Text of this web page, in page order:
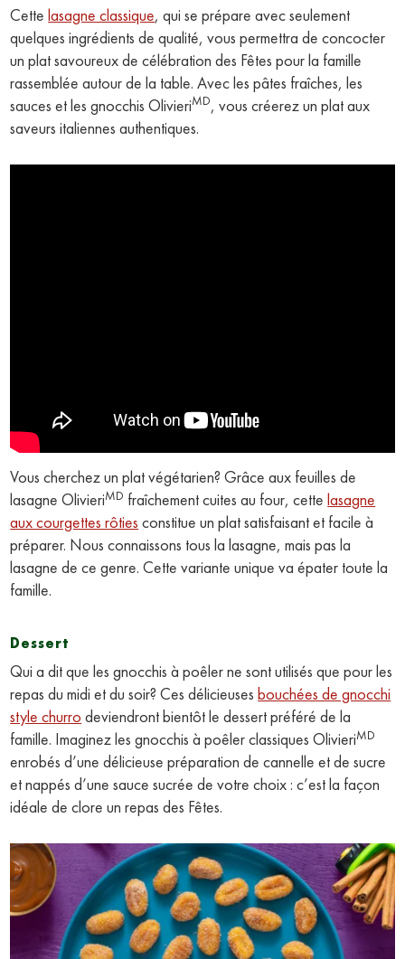
Cettelasagne classique, qui se prépare avec seulement
quelques ingrédients de qualité, vous permettra de concocter
un plat savoureux de célébration des Fêtes pour la famille
rassemblée autour de la table. Avec les pâtes fraîches, les
sauces et les gnocchis OlivieriMD, vous créerez un plat aux
saveurs italiennes authentiques.
Vous cherchez un plat végétarien? Grâce aux feuilles de
lasagne OlivieriMD fraîchement cuites au four, cettelasagne
aux courgettes rôties constitue un plat satisfaisant et facile à
préparer. Nous connaissons tous la lasagne, mais pas la
lasagne de ce genre. Cette variante unique va épater toute la
famille.
Dessert
Qui a dit que les gnocchis à poêler ne sont utilisés que pour les
repas du midi et du soir? Ces délicieusesbouchées de gnocchi
style churro deviendront bientôt le dessert préféré de la
famille. Imaginez les gnocchis à poêler classiques OlivieriMD
enrobés d’une délicieuse préparation de cannelle et de sucre
et nappés d’une sauce sucrée de votre choix : c’est la façon
idéale de clore un repas des Fêtes.